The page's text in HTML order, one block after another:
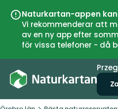
Naturkartan-appen
Vi rekommenderar att
av en ny app efter
för vissa telefoner - då